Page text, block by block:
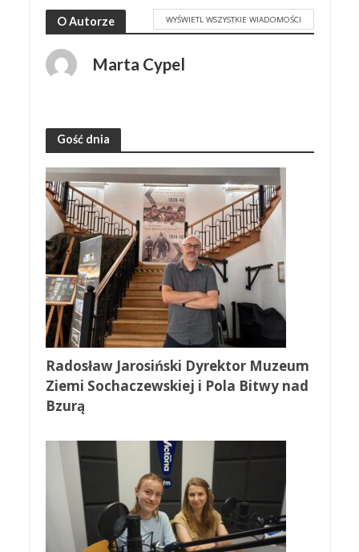
O Autorze WYŚWIETL WSZYSTKIE WIADOMOŚCI
Marta Cypel
Gość dnia
Radosław Jarosiński Dyrektor Muzeum
Ziemi Sochaczewskiej i Pola Bitwy nad
Bzurą